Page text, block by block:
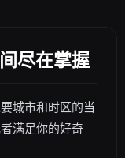
尽在掌握
城市和时区的当
满足你的好奇